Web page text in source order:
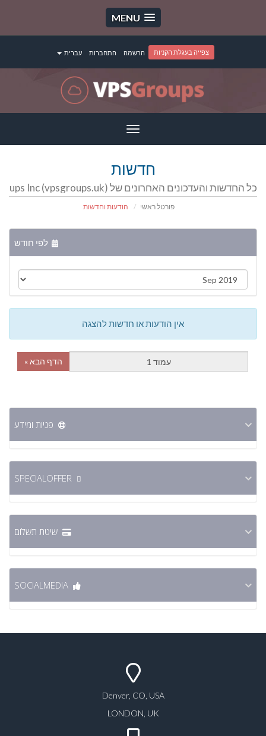
MENU
עברית התחברות הרשמה צפייה בעגלת הקניות
Toggle
navigation
חדשות
כל החדשות והעדכונים האחרונים של VPSGroups Inc (vpsgroups.uk) | وی پی اس گروپ | سرور مجازی | سرور اختصاصی | هاست
פורטל ראשי הודעות וחדשות
לפי חודש
אין הודעות או חדשות להצגה
הדף הבא »
פניות ומידע
שיטת תשלום
Denver, CO, USA
LONDON, UK